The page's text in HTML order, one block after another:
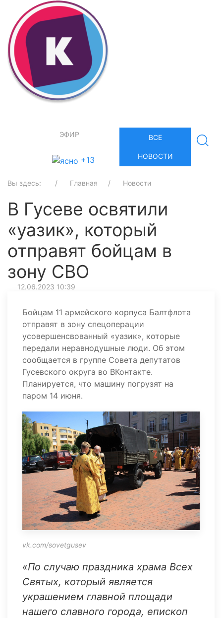
ЭФИР
+13
ВСЕ
НОВОСТИ
Вы здесь: Главная Новости
В Гусеве освятили
«уазик», который
отправят бойцам в
зону СВО
12.06.2023 10:39
Бойцам 11 армейского корпуса Балтфлота
отправят в зону спецоперации
усовершенсвованный «уазик», которые
передали неравнодушные люди. Об этом
сообщается в группе Совета депутатов
Гусевского округа во ВКонтакте.
Планируется, что машину погрузят на
паром 14 июня.
vk.com/sovetgusev
«По случаю праздника храма Всех
Святых, который является
украшением главной площади
нашего славного города, епископ